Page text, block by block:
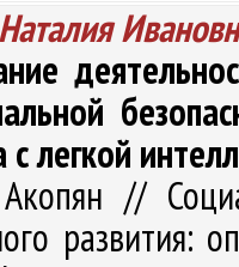
с легкой
//
развития: